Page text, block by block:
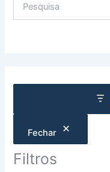
Fechar
Filtros